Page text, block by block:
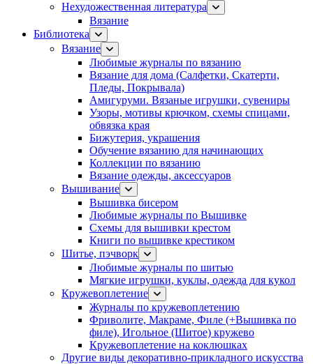
Нехудожественная литература
Вязание
Библиотека
Вязание
Любимые журналы по вязанию
Вязание для дома (Салфетки, Скатерти,
Пледы, Покрывала)
Амигуруми. Вязаные игрушки, сувениры
Узоры, мотивы крючком, схемы спицами,
обвязка края
Бижутерия, украшения
Обучение вязанию для начинающих
Коллекции по вязанию
Вязание одежды, аксессуаров
Вышивание
Вышивка бисером
Любимые журналы по Вышивке
Схемы для вышивки крестом
Книги по вышивке крестиком
Шитье, пэчворк
Любимые журналы по шитью
Мягкие игрушки, куклы, одежда для кукол
Кружевоплетение
Журналы по кружевоплетению
Фриволите, Макраме, Филе (+Вышивка по
филе), Игольное (Шитое) кружево
Кружевоплетение на коклюшках
Другие виды декоративно-прикладного искусства